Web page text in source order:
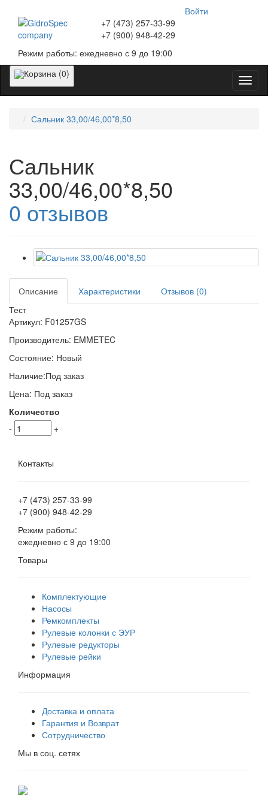
Войти
+7 (473)257-33-99
+7 (900)948-42-29
Режим работы: ежедневно с 9 до 19:00
Корзина (0)
Сальник 33,00/46,00*8,50
Сальник
33,00/46,00*8,50
0 отзывов
Описание Характеристики
Отзывов (0)
Тест
Артикул: F01257GS
Производитель: EMMETEC
Состояние: Новый
Наличие:Под заказ
Цена: Под заказ
Количество
-
+
Контакты
+7 (473) 257-33-99
+7 (900) 948-42-29
Режим работы:
ежедневно с 9 до 19:00
Товары
Комплектующие
Насосы
Ремкомплекты
Рулевые колонки с ЭУР
Рулевые редукторы
Рулевые рейки
Информация
Доставка и оплата
Гарантия и Возврат
Сотрудничество
Мы в соц. сетях